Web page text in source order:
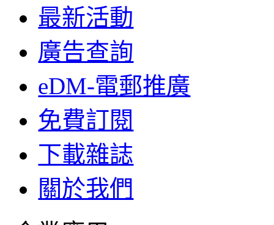
最新活動
廣告查詢
eDM-電郵推廣
免費訂閱
下載雜誌
關於我們